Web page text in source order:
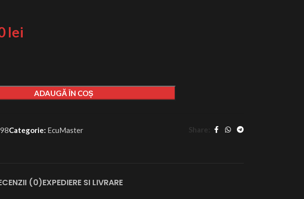
lei
ADAUGĂ ÎN COȘ
Categorie: EcuMaster Share:
(0)EXPEDIERE SI LIVRARE